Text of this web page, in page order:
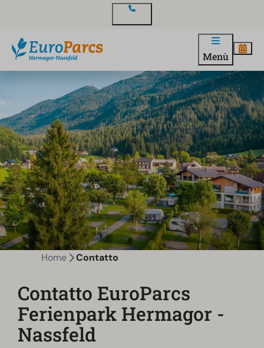
Menù
Home Contatto
Contatto EuroParcs
Ferienpark Hermagor -
Nassfeld